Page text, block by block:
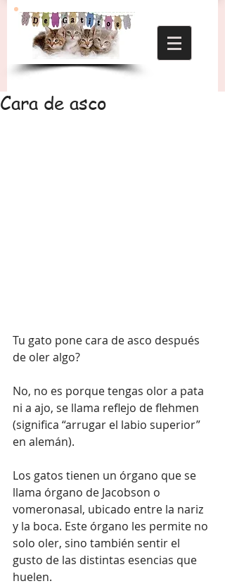
Cara de asco
Tu gato pone cara de asco después
de oler algo?
No, no es porque tengas olor a pata
ni a ajo, se llama reflejo de flehmen
(significa “arrugar el labio superior”
en alemán).
Los gatos tienen un órgano que se
llama órgano de Jacobson o
vomeronasal, ubicado entre la nariz
y la boca. Este órgano les permite no
solo oler, sino también sentir el
gusto de las distintas esencias que
huelen.